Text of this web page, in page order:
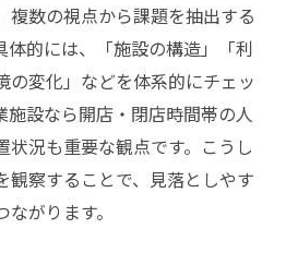
複数の視点から課題を抽出する
体的には、「施設の構造」「利
の変化」などを体系的にチェッ
施設なら開店・閉店時間帯の人
状況も重要な観点です。こうし
観察することで、見落としやす
がります。